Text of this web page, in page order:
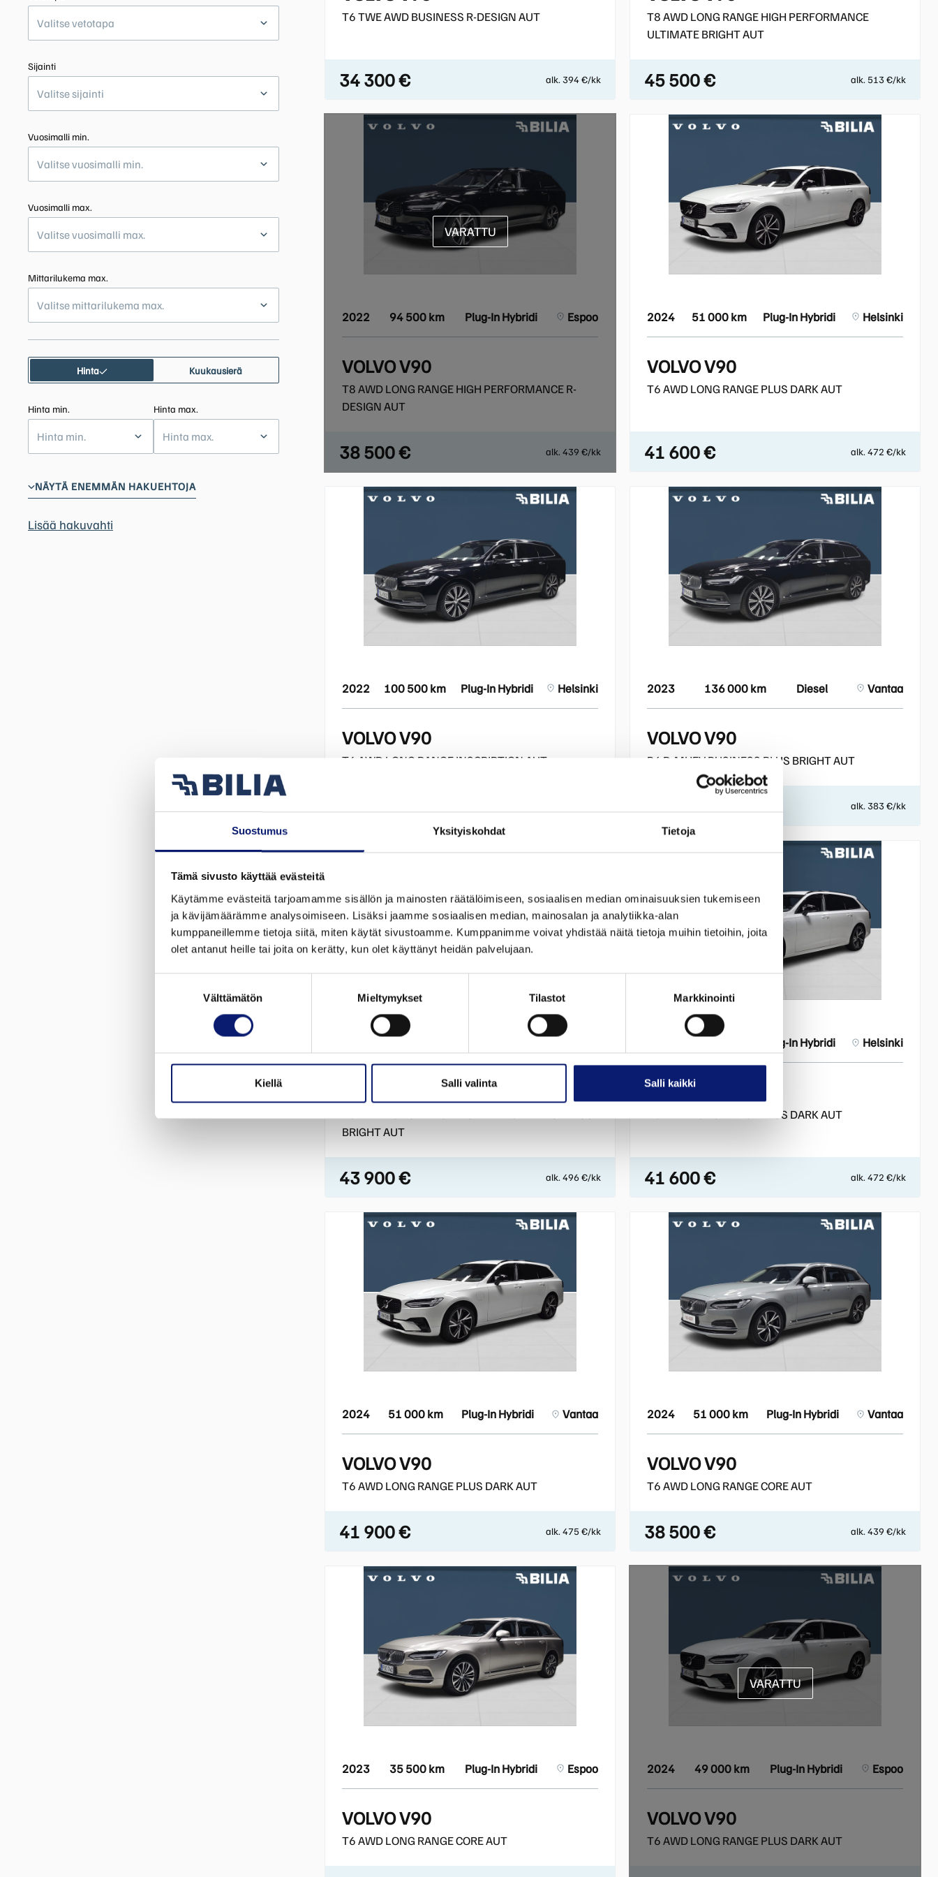
Suostumus Yksityiskohdat Tietoja
Tämä sivusto käyttää evästeitä
Käytämme evästeitä tarjoamamme sisällön ja mainosten räätälöimiseen, sosiaalisen median ominaisuuksien tukemiseen
ja kävijämäärämme analysoimiseen. Lisäksi jaamme sosiaalisen median, mainosalan ja analytiikka-alan
kumppaneillemme tietoja siitä, miten käytät sivustoamme. Kumppanimme voivat yhdistää näitä tietoja muihin tietoihin, joita
olet antanut heille tai joita on kerätty, kun olet käyttänyt heidän palvelujaan.
Välttämätön Mieltymykset Tilastot Markkinointi
Kiellä Salli valinta Salli kaikki
Valitse vetotapa
Sijainti
Valitse sijainti
Vuosimalli min.
Valitse vuosimalli min.
Vuosimalli max.
Valitse vuosimalli max.
Mittarilukema max.
Valitse mittarilukema max.
Hinta Kuukausierä
Hinta min.
Hinta min.
Hinta max.
Hinta max.
NÄYTÄ ENEMMÄN HAKUEHTOJA
Lisää hakuvahti
T6 TWE AWD BUSINESS R-DESIGN AUT
34 300 € alk. 394 €/kk
T8 AWD LONG RANGE HIGH PERFORMANCE
ULTIMATE BRIGHT AUT
45 500 € alk. 513 €/kk
2022 94 500 km Plug-In Hybridi Espoo
VOLVO V90
T8 AWD LONG RANGE HIGH PERFORMANCE R-
DESIGN AUT
38 500 € alk. 439 €/kk
VARATTU
2024 51 000 km Plug-In Hybridi Helsinki
VOLVO V90
T6 AWD LONG RANGE PLUS DARK AUT
41 600 € alk. 472 €/kk
2022 100 500 km Plug-In Hybridi Helsinki
VOLVO V90
T6 AWD LONG RANGE INSCRIPTION AUT
33 200 €
2023 136 000 km Diesel Vantaa
VOLVO V90
B4 D-MHEV BUSINESS PLUS BRIGHT AUT
33 300 € alk. 383 €/kk
BRIGHT AUT
43 900 € alk. 496 €/kk
Plug-In Hybridi Helsinki
VOLVO V90
T6 AWD LONG RANGE PLUS DARK AUT
41 600 € alk. 472 €/kk
2024 51 000 km Plug-In Hybridi Vantaa
VOLVO V90
T6 AWD LONG RANGE PLUS DARK AUT
41 900 € alk. 475 €/kk
2024 51 000 km Plug-In Hybridi Vantaa
VOLVO V90
T6 AWD LONG RANGE CORE AUT
38 500 € alk. 439 €/kk
2023 35 500 km Plug-In Hybridi Espoo
VOLVO V90
T6 AWD LONG RANGE CORE AUT
2024 49 000 km Plug-In Hybridi Espoo
VOLVO V90
T6 AWD LONG RANGE PLUS DARK AUT
VARATTU